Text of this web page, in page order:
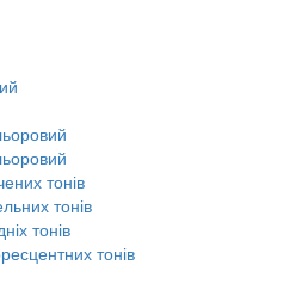
тонів
тонів
тонів
тонів